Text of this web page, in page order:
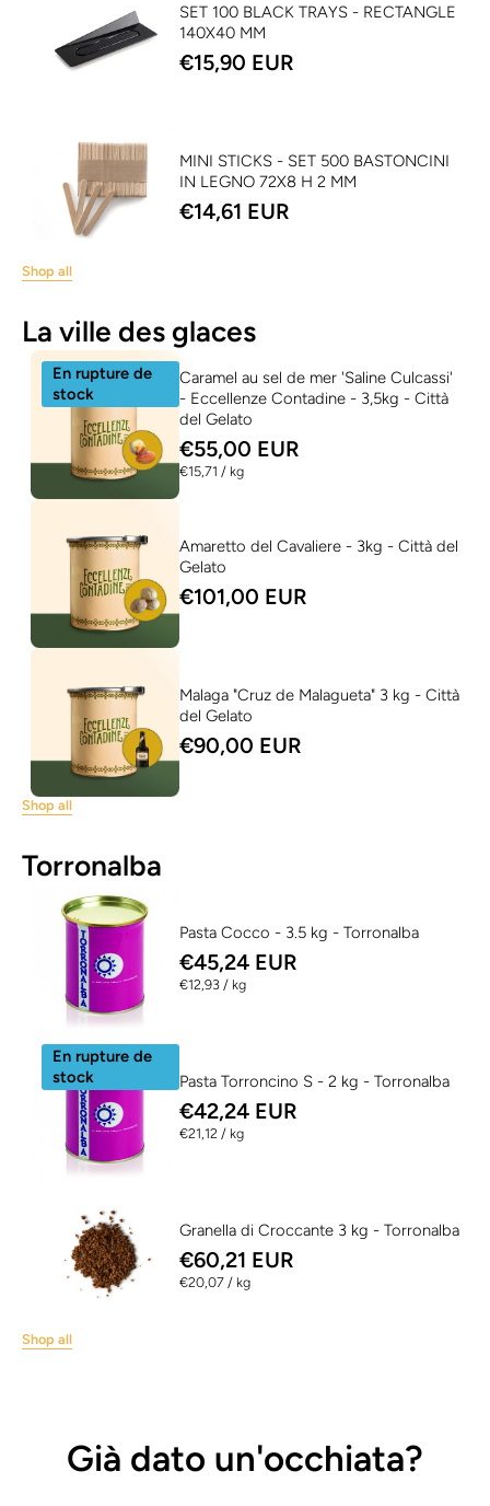
SET 100 BLACK TRAYS - RECTANGLE
140X40 MM
€15,90 EUR
MINI STICKS - SET 500 BASTONCINI
IN LEGNO 72X8 H 2 MM
€14,61 EUR
Shop all
La ville des glaces
En rupture de
stock
Caramel au sel de mer 'Saline Culcassi'
- Eccellenze Contadine - 3,5kg - Città
del Gelato
€55,00 EUR
€15,71 / per
kg
Amaretto del Cavaliere - 3kg - Città del
Gelato
€101,00 EUR
Malaga "Cruz de Malagueta" 3 kg - Città
del Gelato
€90,00 EUR
Shop all
Torronalba
Pasta Cocco - 3.5 kg - Torronalba
€45,24 EUR
€12,93 / per
kg
En rupture de
stock
Pasta Torroncino S - 2 kg - Torronalba
€42,24 EUR
€21,12 / per
kg
Granella di Croccante 3 kg - Torronalba
€60,21 EUR
€20,07 / per
kg
Shop all
Già dato un'occhiata?